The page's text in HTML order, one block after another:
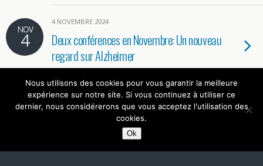
NOV
4
4 NOVEMBRE 2024
Deux conférences en Novembre: Un nouveau
regard sur Alzheimer
Nous utilisons des cookies pour vous garantir la meilleure
expérience sur notre site. Si vous continuez à utiliser ce
dernier, nous considérerons que vous acceptez l'utilisation des
cookies.
Ok